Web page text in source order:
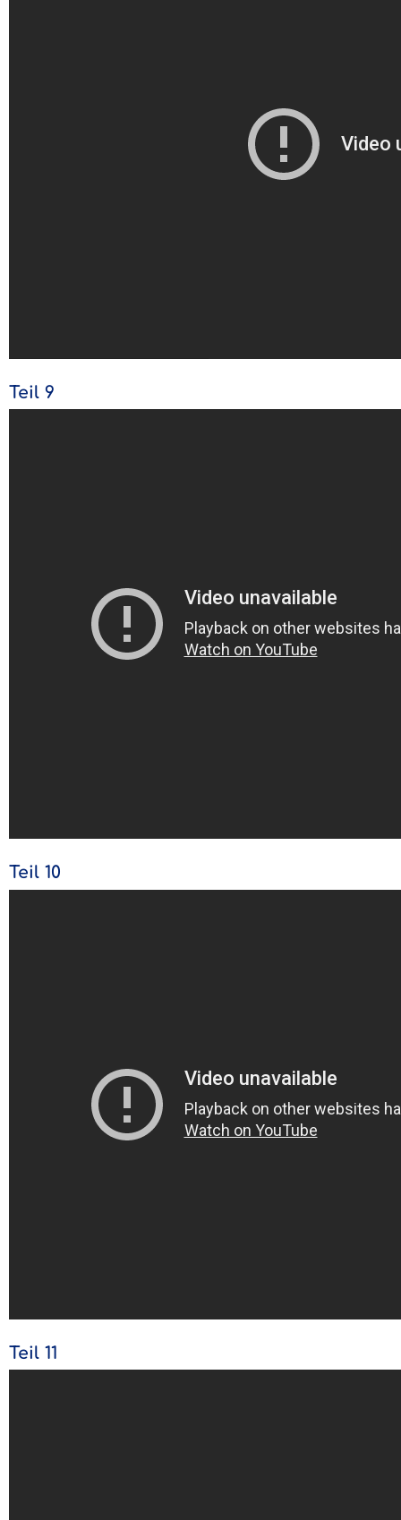
Teil 9
Teil 10
Teil 11